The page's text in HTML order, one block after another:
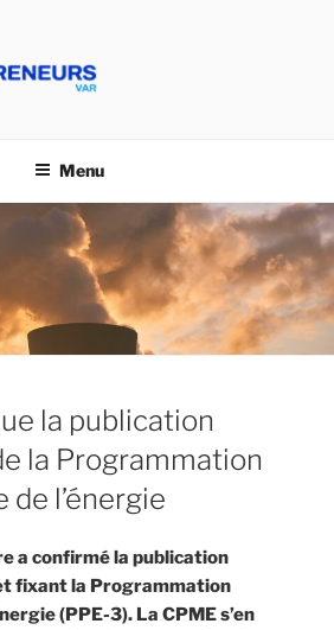
VAR
Menu
la publication
la Programmation
l’énergie
a confirmé la publication
fixant la Programmation
(PPE-3). La CPME s’en